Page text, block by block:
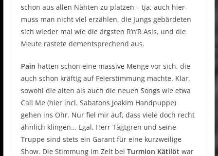
schon aus allen Nähten zu platzen – tja, auch hier
muss man nicht viel erzählen, die Jungs gebärdeten
sich wieder mal wie die ärgsten R’n’R Asis, und die
Meute rastete dementsprechend aus.
Pain hatten schon eine massive Menge vor sich, die
auch schon kräftig auf Feierstimmung machte. Klar,
sowohl die alten als auch die neuen Songs wie etwa
Call Me (hier incl. Sabatons Joakim Handpuppe)
gehen ins Ohr. Nur fiel mir auf, dass viele doch recht
ähnlich klingen… Egal, Herr Tägtgren und seine
Truppe sind stets ein Garant für eine kurzweilige
Show. Die Stimmung im Zelt bei Turmion Kätilöt war